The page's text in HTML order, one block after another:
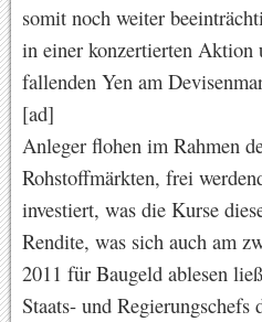
somit noch weiter
in einer konzertierten Aktion
fallenden Yen am
[ad]
Anleger flohen im Rahmen
Rohstoffmärkten, frei
investiert, was die Kurse
Rendite, was sich auch am
2011 für Baugeld ablesen
Staats- und Regierungschefs